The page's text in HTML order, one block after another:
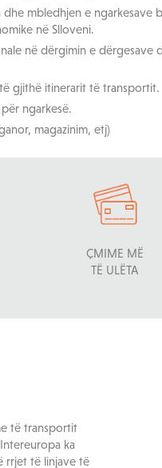
dhe mbledhjen e
në Slloveni.
në dërgimin e
gjithë itinerarit të transportit.
ngarkesë.
magazinim, etj)
ÇMIME MË
TË ULËTA
të transportit
ka
rrjet të linjave të